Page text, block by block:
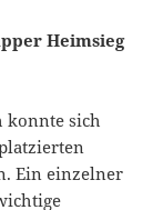
Heimsieg
konnte sich
Ein einzelner